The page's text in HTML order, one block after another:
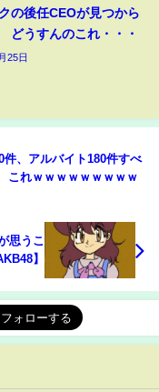
の後任CEOが見つから
どうすんのこれ・・・
25日
、アルバイト180件すべ
れｗｗｗｗｗｗｗｗｗ
思うこ
】